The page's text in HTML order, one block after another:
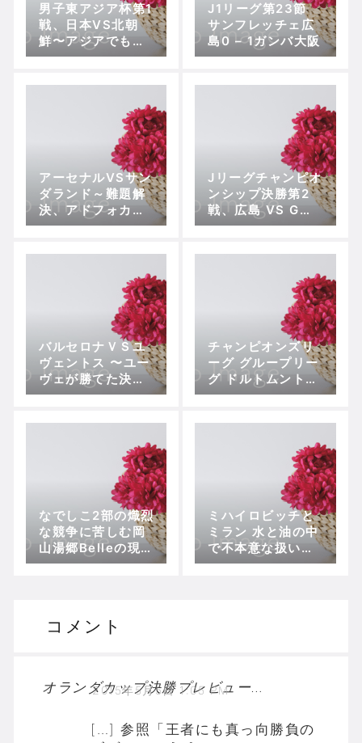
男子東アジア杯第1
戦、日本VS北朝
鮮〜アジアでも観
るに耐えない内容
J1リーグ第23節
サンフレッチェ広
島0 – 1ガンバ大阪
アーセナルVSサン
ダランド～難題解
決、アドフォカ―
トの大仕事
Jリーグチャンピオ
ンシップ決勝第2
戦、広島 VS G大
阪 〜真の年間王
島
バルセロナＶＳユ
ヴェントス 〜ユー
ヴェが勝てた決勝
戦〜
チャンピオンズリ
ーグ グループリー
グ ドルトムントV
Sアンデルレヒト
なでしこ2部の熾烈
な競争に苦しむ岡
山湯郷Belleの現状
～プレナスなでし
ミハイロビッチと
ミラン 水と油の中
で不本意な扱いの
本田
コメント
オランダカップ決勝プレビュー、ズヴォレVSフローニンヘン～オランダらしい打ち合いを期待 | SOCCERLTURE
2015年5月5日 1:05 PM
[…] 参照「王者にも真っ向勝負の